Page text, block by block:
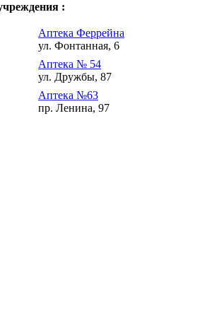
:
Аптека Феррейна
ул. Фонтанная, 6
Аптека № 54
ул. Дружбы, 87
Аптека №63
пр. Ленина, 97